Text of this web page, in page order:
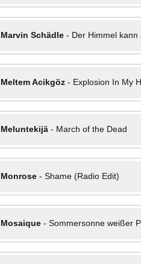
Marvin Schädle- Der Himmel
Meltem Acikgöz- Explosion In My
Meluntekijä- March of the Dead
Monrose- Shame (Radio Edit)
Mosaique- Sommersonne weißer